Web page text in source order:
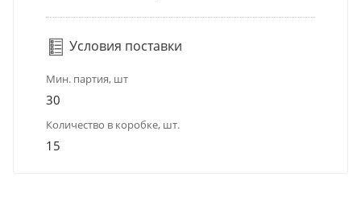
Условия поставки
Мин. партия, шт
30
Количество в коробке, шт.
15